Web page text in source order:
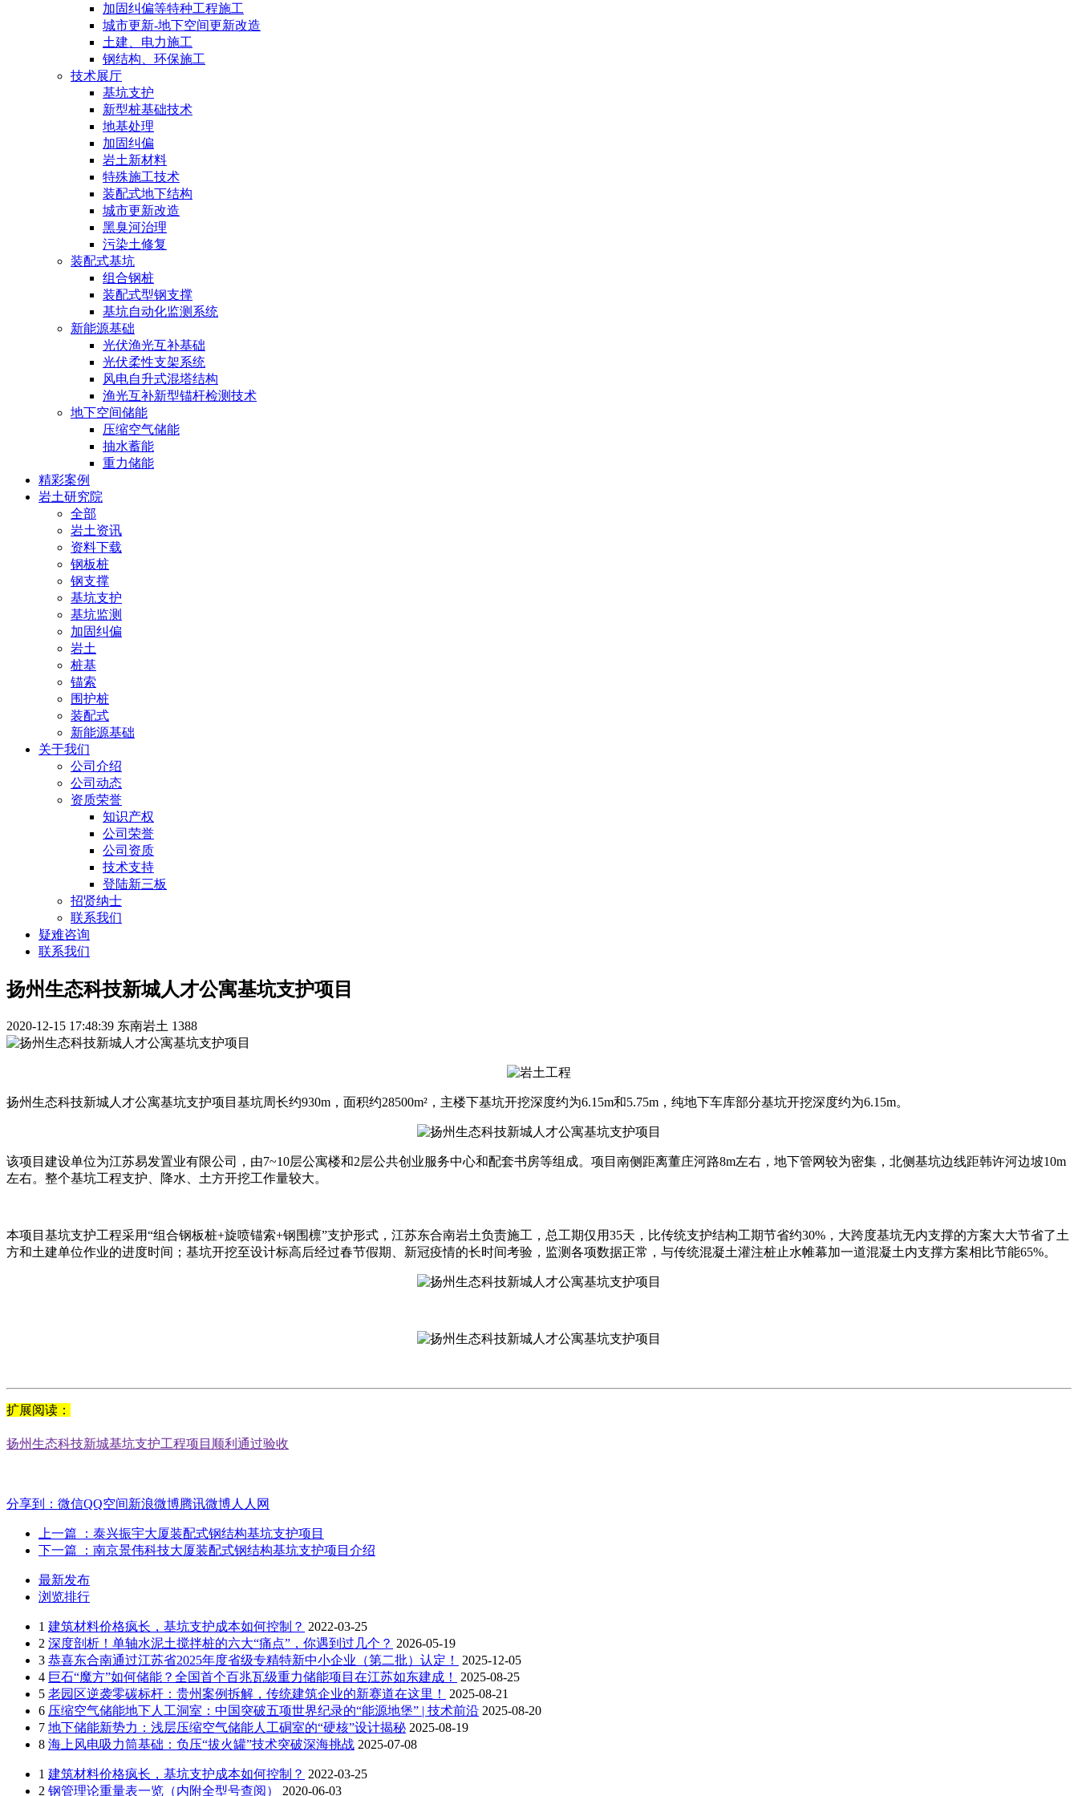
加固纠偏等特种工程施工
城市更新-地下空间更新改造
土建、电力施工
钢结构、环保施工
技术展厅
基坑支护
新型桩基础技术
地基处理
加固纠偏
岩土新材料
特殊施工技术
装配式地下结构
城市更新改造
黑臭河治理
污染土修复
装配式基坑
组合钢桩
装配式型钢支撑
基坑自动化监测系统
新能源基础
光伏渔光互补基础
光伏柔性支架系统
风电自升式混塔结构
渔光互补新型锚杆检测技术
地下空间储能
压缩空气储能
抽水蓄能
重力储能
精彩案例
岩土研究院
全部
岩土资讯
资料下载
钢板桩
钢支撑
基坑支护
基坑监测
加固纠偏
岩土
桩基
锚索
围护桩
装配式
新能源基础
关于我们
公司介绍
公司动态
资质荣誉
知识产权
公司荣誉
公司资质
技术支持
登陆新三板
招贤纳士
联系我们
疑难咨询
联系我们
扬州生态科技新城人才公寓基坑支护项目
2020-12-15 17:48:39 东南岩土 1388
扬州生态科技新城人才公寓基坑支护项目基坑周长约930m，面积约28500m²，主楼下基坑开挖深度约为6.15m和5.75m，纯地下车库部分基坑开挖深度约为6.15m。
该项目建设单位为江苏易发置业有限公司，由7~10层公寓楼和2层公共创业服务中心和配套书房等组成。项目南侧距离董庄河路8m左右，地下管网较为密集，北侧基坑边线距韩许河边坡10m
左右。整个基坑工程支护、降水、土方开挖工作量较大。
本项目基坑支护工程采用“组合钢板桩+旋喷锚索+钢围檩”支护形式，江苏东合南岩土负责施工，总工期仅用35天，比传统支护结构工期节省约30%，大跨度基坑无内支撑的方案大大节省了土
方和土建单位作业的进度时间；基坑开挖至设计标高后经过春节假期、新冠疫情的长时间考验，监测各项数据正常，与传统混凝土灌注桩止水帷幕加一道混凝土内支撑方案相比节能65%。
扩展阅读：
扬州生态科技新城基坑支护工程项目顺利通过验收
分享到： 微信QQ空间新浪微博腾讯微博人人网
上一篇
：泰兴振宇大厦装配式钢结构基坑支护项目
下一篇
：南京景伟科技大厦装配式钢结构基坑支护项目介绍
最新发布
浏览排行
1 建筑材料价格疯长，基坑支护成本如何控制？ 2022-03-25
2 深度剖析！单轴水泥土搅拌桩的六大“痛点”，你遇到过几个？ 2026-05-19
3 恭喜东合南通过江苏省2025年度省级专精特新中小企业（第二批）认定！
2025-12-05
4 巨石“魔方”如何储能？全国首个百兆瓦级重力储能项目在江苏如东建成！
2025-08-25
5 老园区逆袭零碳标杆：贵州案例拆解，传统建筑企业的新赛道在这里！
2025-08-21
6 压缩空气储能地下人工洞室：中国突破五项世界纪录的“能源地堡” | 技术前沿 2025-08-20
7 地下储能新势力：浅层压缩空气储能人工硐室的“硬核”设计揭秘 2025-08-19
8 海上风电吸力筒基础：负压“拔火罐”技术突破深海挑战 2025-07-08
1 建筑材料价格疯长，基坑支护成本如何控制？ 2022-03-25
2 钢管理论重量表一览（内附全型号查阅） 2020-06-03